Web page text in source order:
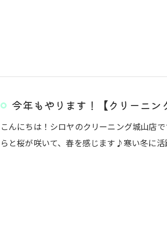
今年もやります！【クリー
こんにちは！シロヤのクリーニング城山店
らと桜が咲いて、春を感じます♪寒い冬に